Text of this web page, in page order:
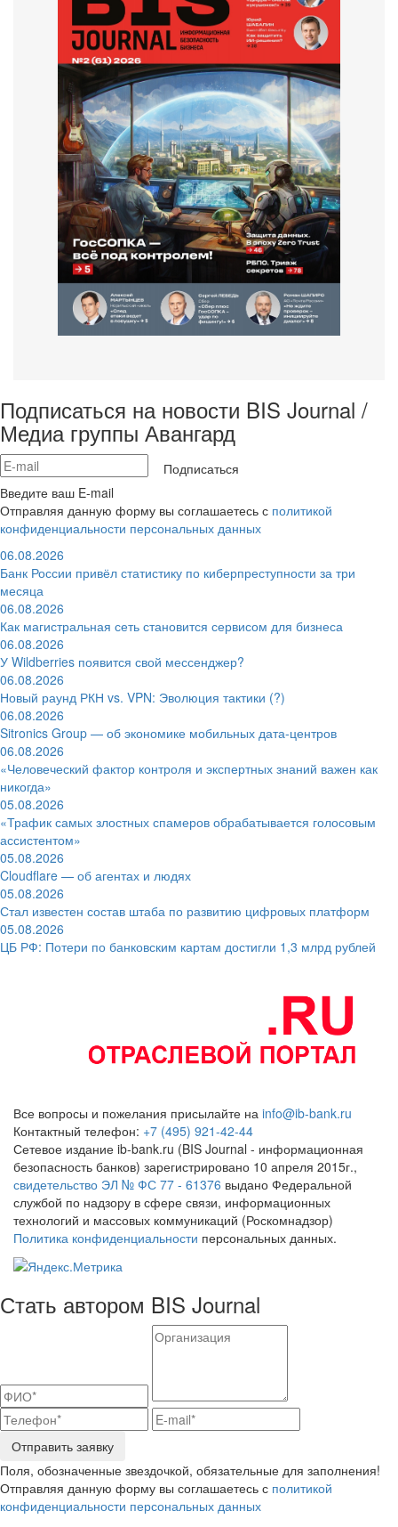
Подписаться на новости BIS Journal /
Медиа группы Авангард
Подписаться
Введите ваш E-mail
Отправляя данную форму вы соглашаетесь с политикой
конфиденциальности персональных данных
06.08.2026
Банк России привёл статистику по киберпреступности за три
месяца
06.08.2026
Как магистральная сеть становится сервисом для бизнеса
06.08.2026
У Wildberries появится свой мессенджер?
06.08.2026
Новый раунд РКН vs. VPN: Эволюция тактики (?)
06.08.2026
Sitronics Group — об экономике мобильных дата-центров
06.08.2026
«Человеческий фактор контроля и экспертных знаний важен как
никогда»
05.08.2026
«Трафик самых злостных спамеров обрабатывается голосовым
ассистентом»
05.08.2026
Cloudflare — об агентах и людях
05.08.2026
Стал известен состав штаба по развитию цифровых платформ
05.08.2026
ЦБ РФ: Потери по банковским картам достигли 1,3 млрд рублей
Все вопросы и пожелания присылайте на info@ib-bank.ru
Контактный телефон: +7 (495) 921-42-44
Сетевое издание ib-bank.ru (BIS Journal - информационная
безопасность банков) зарегистрировано 10 апреля 2015г.,
свидетельство ЭЛ № ФС 77 - 61376 выдано Федеральной
службой по надзору в сфере связи, информационных
технологий и массовых коммуникаций (Роскомнадзор)
Политика конфиденциальности персональных данных.
Стать автором BIS Journal
Отправить заявку
Поля, обозначенные звездочкой, обязательные для заполнения!
Отправляя данную форму вы соглашаетесь с политикой
конфиденциальности персональных данных